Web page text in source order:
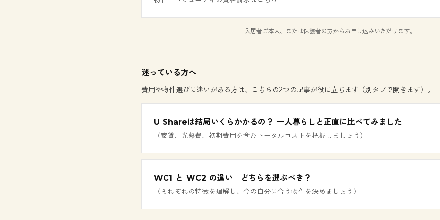
入居者ご本人、または保護者の方からお申し込みいただけます。
迷っている方へ
費用や物件選びに迷いがある方は、こちらの2つの記事が役に立ちます（別タブで開きます）。
U Shareは結局いくらかかるの？ 一人暮らしと正直に比べてみました
（家賃、光熱費、初期費用を含むトータルコストを把握しましょう）
WC1 と WC2 の違い｜どちらを選ぶべき？
（それぞれの特徴を理解し、今の自分に合う物件を決めましょう）